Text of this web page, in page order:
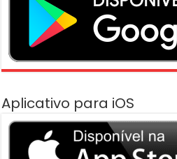
Aplicativo para iOS